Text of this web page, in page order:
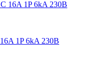
1P 6kA 230В